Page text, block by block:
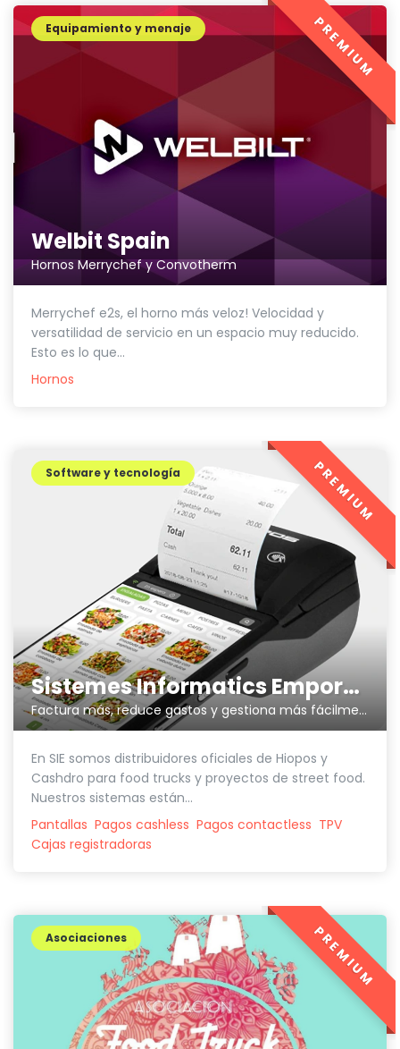
Welbit Spain
Hornos Merrychef y Convotherm
Equipamiento y menaje
Merrychef e2s, el horno más veloz! Velocidad y
versatilidad de servicio en un espacio muy reducido.
Esto es lo que...
Hornos
PREMIUM
Sistemes Informatics Empordà SLL
Factura más, reduce gastos y gestiona más fácilmente tu negocio
Software y tecnología
En SIE somos distribuidores oficiales de Hiopos y
Cashdro para food trucks y proyectos de street food.
Nuestros sistemas están...
Pantallas Pagos cashless Pagos contactless TPV
Cajas registradoras
PREMIUM
Asociaciones PREMIUM